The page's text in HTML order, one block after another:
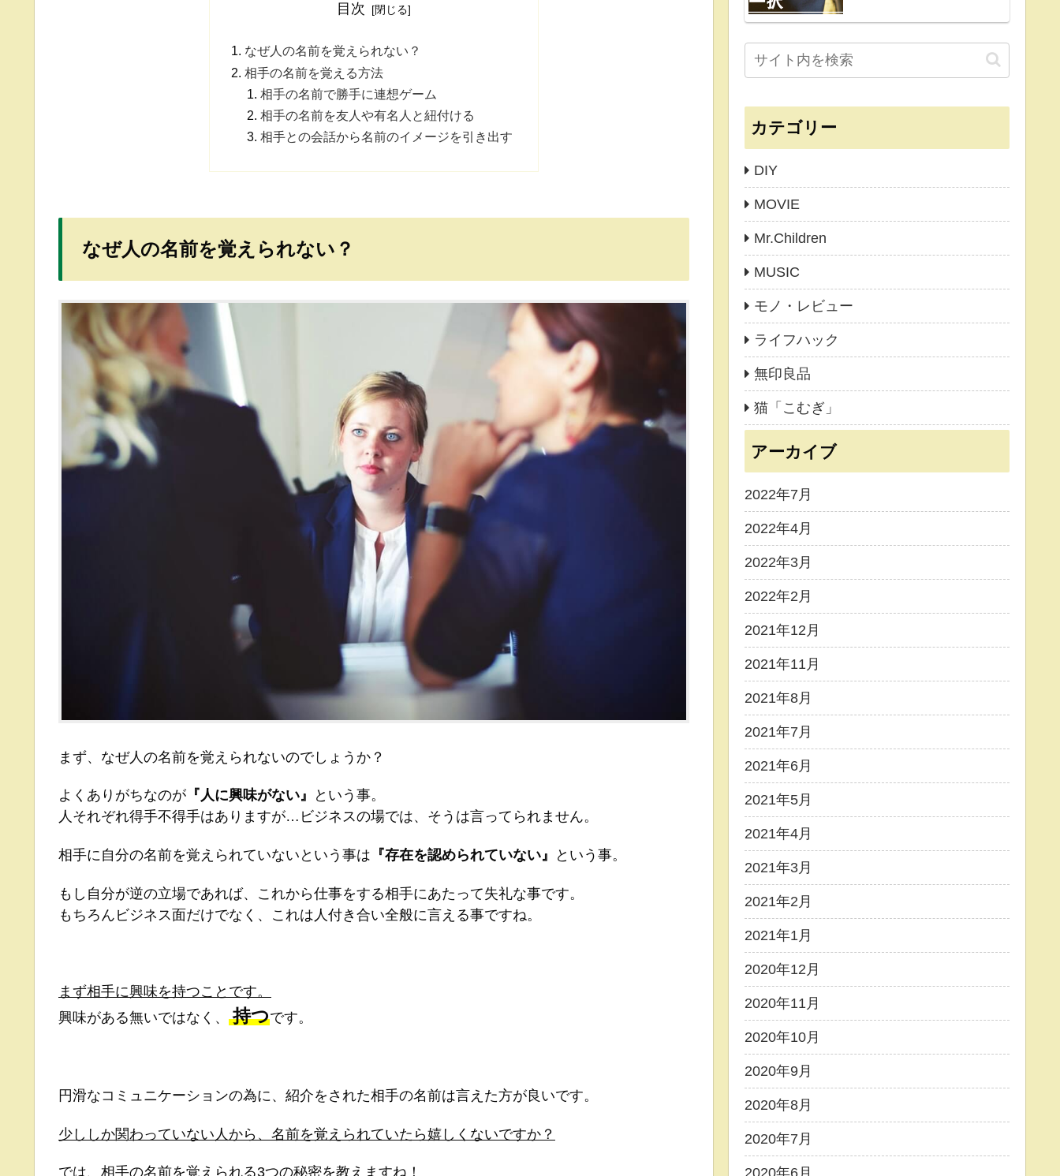
目次
なぜ人の名前を覚えられない？
相手の名前を覚える方法
相手の名前で勝手に連想ゲーム
相手の名前を友人や有名人と紐付ける
相手との会話から名前のイメージを引き出す
なぜ人の名前を覚えられない？
まず、なぜ人の名前を覚えられないのでしょうか？
よくありがちなのが 『人に興味がない』
という事。
人それぞれ得手不得手はありますが…ビジネスの場では、そうは言ってられません。
相手に自分の名前を覚えられていないという事は 『存在を認められていない』 という事。
もし自分が逆の立場であれば、これから仕事をする相手にあたって失礼な事です。
もちろんビジネス面だけでなく、これは人付き合い全般に言える事ですね。
まず相手に興味を持つことです。
興味がある無いではなく、
持つです。
円滑なコミュニケーションの為に、紹介をされた相手の名前は言えた方が良いです。
少ししか関わっていない人から、名前を覚えられていたら嬉しくないですか？
では、相手の名前を覚えられる3つの秘密を教えますね！
カテゴリー
DIY
MOVIE
Mr.Children
MUSIC
モノ・レビュー
ライフハック
無印良品
猫「こむぎ」
アーカイブ
2022年7月
2022年4月
2022年3月
2022年2月
2021年12月
2021年11月
2021年8月
2021年7月
2021年6月
2021年5月
2021年4月
2021年3月
2021年2月
2021年1月
2020年12月
2020年11月
2020年10月
2020年9月
2020年8月
2020年7月
2020年6月